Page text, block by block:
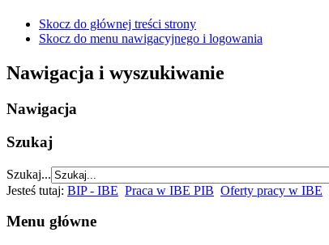
Skocz do głównej treści strony
Skocz do menu nawigacyjnego i logowania
Nawigacja i wyszukiwanie
Nawigacja
Szukaj
Szukaj...
Jesteś tutaj: BIP - IBE Praca w IBE PIB Oferty pracy w IBE
Menu główne